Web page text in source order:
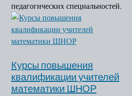
педагогических специальностей.
Курсы повышения
квалификации учителей
математики ШНОР